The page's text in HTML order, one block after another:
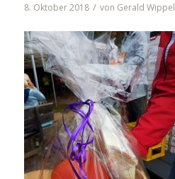
8. Oktober 2018 / von Gerald Wippel